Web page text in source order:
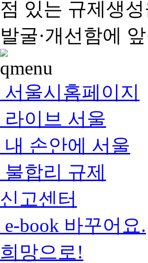
점 있는 규제생
발굴·개선함에
서울시홈페이지
라이브 서울
내 손안에 서울
불합리 규제
신고센터
e-book 바꾸어요.
희망으로!